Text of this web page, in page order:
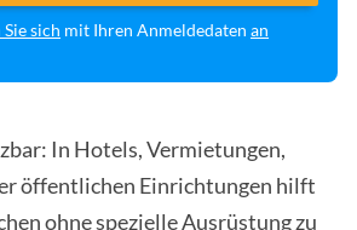
sich mit Ihren Anmeldedaten an
In Hotels, Vermietungen,
öffentlichen Einrichtungen hilft
ohne spezielle Ausrüstung zu